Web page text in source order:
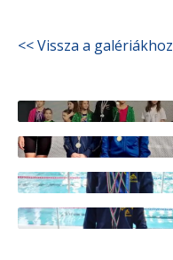
<< Vissza a galériákhoz